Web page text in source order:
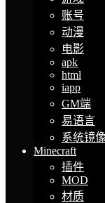
账号
动漫
电影
apk
html
iapp
GM端
易语言
系统镜像
Minecraft
插件
MOD
材质